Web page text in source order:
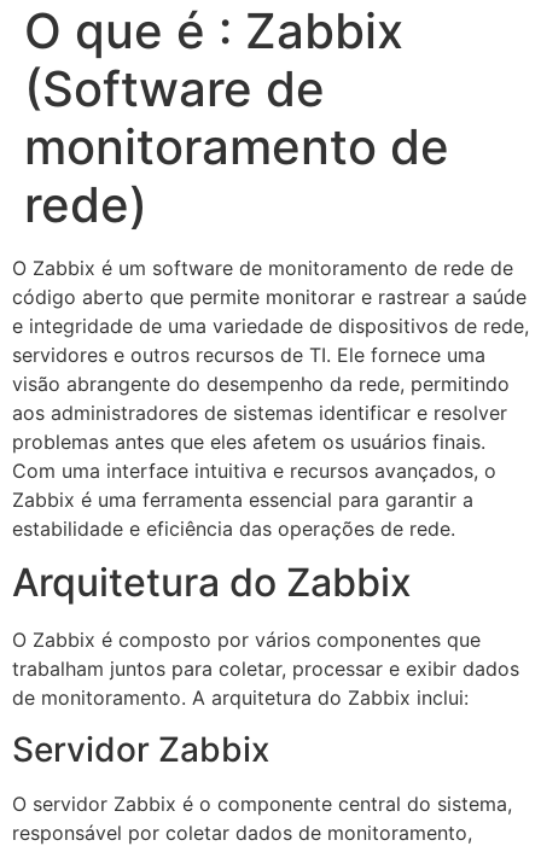
O que é : Zabbix
(Software de
monitoramento de
rede)
O Zabbix é um software de monitoramento de rede de
código aberto que permite monitorar e rastrear a saúde
e integridade de uma variedade de dispositivos de rede,
servidores e outros recursos de TI. Ele fornece uma
visão abrangente do desempenho da rede, permitindo
aos administradores de sistemas identificar e resolver
problemas antes que eles afetem os usuários finais.
Com uma interface intuitiva e recursos avançados, o
Zabbix é uma ferramenta essencial para garantir a
estabilidade e eficiência das operações de rede.
Arquitetura do Zabbix
O Zabbix é composto por vários componentes que
trabalham juntos para coletar, processar e exibir dados
de monitoramento. A arquitetura do Zabbix inclui:
Servidor Zabbix
O servidor Zabbix é o componente central do sistema,
responsável por coletar dados de monitoramento,